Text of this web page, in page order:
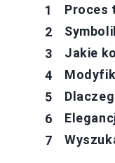
Proces
Jakie